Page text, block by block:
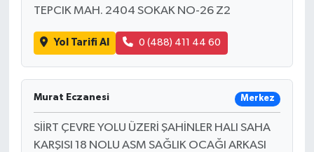
TEPCIK MAH. 2404 SOKAK NO-26 Z2
Yol Tarifi Al 0 (488) 411 44 60
Murat Eczanesi Merkez
SİİRT ÇEVRE YOLU ÜZERİ ŞAHİNLER HALI SAHA
KARŞISI 18 NOLU ASM SAĞLIK OCAĞI ARKASI